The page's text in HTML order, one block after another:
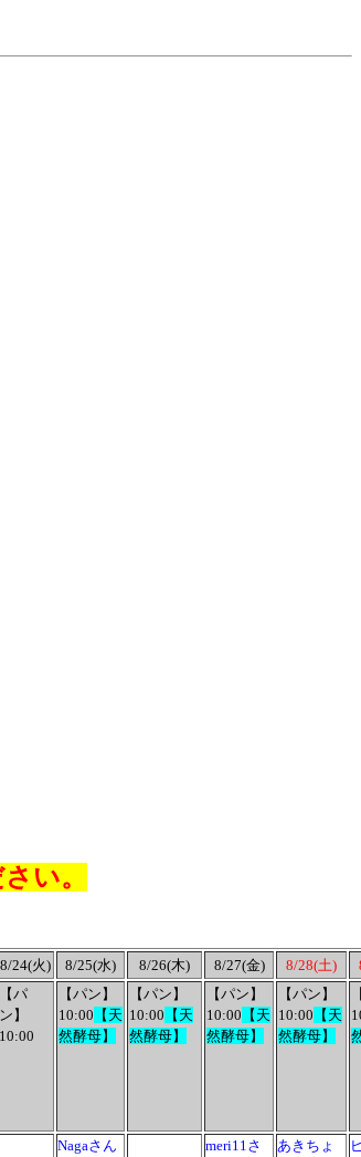
い。
8/24(火) 8/25(水) 8/26(木) 8/27(金) 8/28(土)
【パ
ン】
10:00
【パン】
10:00 【天
然酵母】
【パン】
10:00 【天
然酵母】
【パン】
10:00 【天
然酵母】
【パン】
10:00 【天
然酵母】
Nagaさん
meri11さ
あきちょ